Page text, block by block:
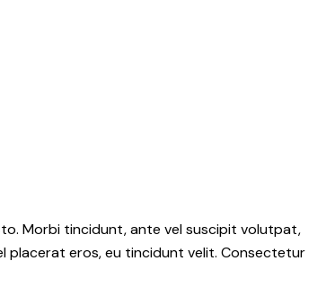
Morbi tincidunt, ante vel suscipit volutpat,
placerat eros, eu tincidunt velit. Consectetur